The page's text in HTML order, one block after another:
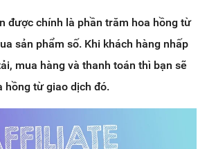
được chính là phần trăm hoa hồng từ
sản phẩm số. Khi khách hàng nhấp
mua hàng và thanh toán thì bạn sẽ
hồng từ giao dịch đó.